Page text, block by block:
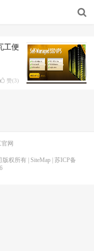
工便
赞(3)
网
权所有 | SiteMap| 苏ICP备